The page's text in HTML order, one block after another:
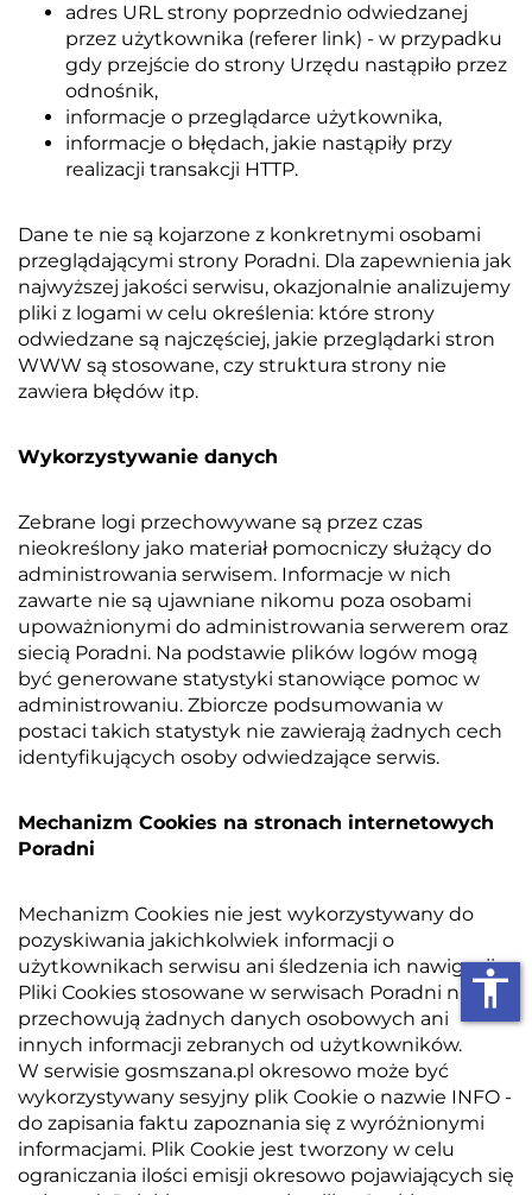
adres URL strony poprzednio odwiedzanej
przez użytkownika (referer link) - w przypadku
gdy przejście do strony Urzędu nastąpiło przez
odnośnik,
informacje o przeglądarce użytkownika,
informacje o błędach, jakie nastąpiły przy
realizacji transakcji HTTP.
Dane te nie są kojarzone z konkretnymi osobami
przeglądającymi strony Poradni. Dla zapewnienia jak
najwyższej jakości serwisu, okazjonalnie analizujemy
pliki z logami w celu określenia: które strony
odwiedzane są najczęściej, jakie przeglądarki stron
WWW są stosowane, czy struktura strony nie
zawiera błędów itp.
Wykorzystywanie danych
Zebrane logi przechowywane są przez czas
nieokreślony jako materiał pomocniczy służący do
administrowania serwisem. Informacje w nich
zawarte nie są ujawniane nikomu poza osobami
upoważnionymi do administrowania serwerem oraz
siecią Poradni. Na podstawie plików logów mogą
być generowane statystyki stanowiące pomoc w
administrowaniu. Zbiorcze podsumowania w
postaci takich statystyk nie zawierają żadnych cech
identyfikujących osoby odwiedzające serwis.
Mechanizm Cookies na stronach internetowych
Poradni
Mechanizm Cookies nie jest wykorzystywany do
pozyskiwania jakichkolwiek informacji o
użytkownikach serwisu ani śledzenia ich nawigacji.
Pliki Cookies stosowane w serwisach Poradni nie
przechowują żadnych danych osobowych ani
innych informacji zebranych od użytkowników.
W serwisie gosmszana.pl okresowo może być
wykorzystywany sesyjny plik Cookie o nazwie INFO -
do zapisania faktu zapoznania się z wyróżnionymi
informacjami. Plik Cookie jest tworzony w celu
ograniczania ilości emisji okresowo pojawiających się
accessibility